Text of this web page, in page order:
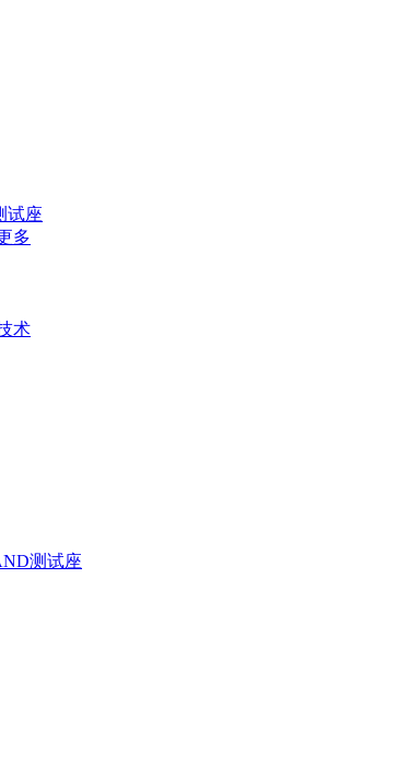
试座
多
术
测试座